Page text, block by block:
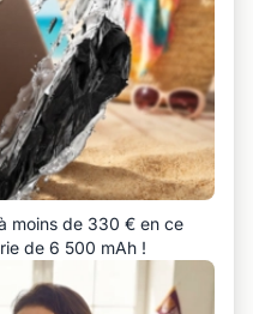
moins de 330 € en ce
de 6 500 mAh !